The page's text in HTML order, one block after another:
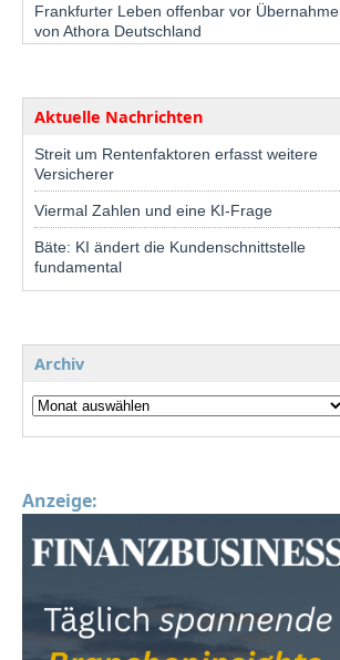
Frankfurter Leben offenbar vor Übernahme
von Athora Deutschland
Aktuelle Nachrichten
Streit um Rentenfaktoren erfasst weitere
Versicherer
Viermal Zahlen und eine KI-Frage
Bäte: KI ändert die Kundenschnittstelle
fundamental
Archiv
Anzeige: